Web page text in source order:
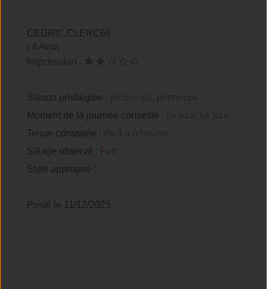
CEDRIC.CLERC66
( 8 AVIS)
Impression :
Saison privilégiée : printemps, printemps
Moment de la journée conseillé :
Le jour, Le jour
Tenue constatée : de 3 à 6 heures
Sillage observé : Fort
Style approprié :
Posté le 11/12/2025